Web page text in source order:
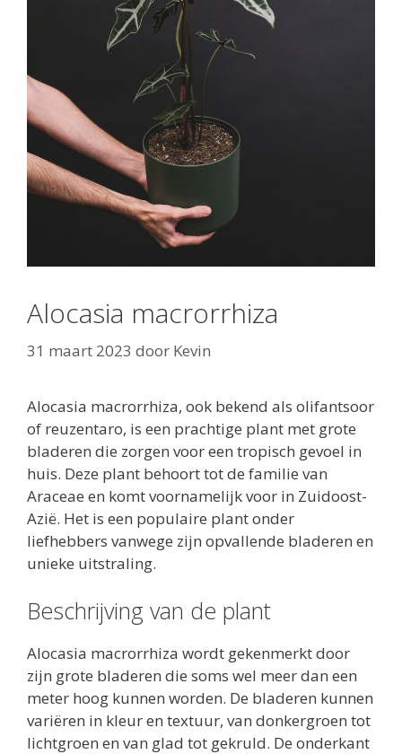
Alocasia macrorrhiza
31 maart 2023 door Kevin
Alocasia macrorrhiza, ook bekend als olifantsoor
of reuzentaro, is een prachtige plant met grote
bladeren die zorgen voor een tropisch gevoel in
huis. Deze plant behoort tot de familie van
Araceae en komt voornamelijk voor in Zuidoost-
Azië. Het is een populaire plant onder
liefhebbers vanwege zijn opvallende bladeren en
unieke uitstraling.
Beschrijving van de plant
Alocasia macrorrhiza wordt gekenmerkt door
zijn grote bladeren die soms wel meer dan een
meter hoog kunnen worden. De bladeren kunnen
variëren in kleur en textuur, van donkergroen tot
lichtgroen en van glad tot gekruld. De onderkant